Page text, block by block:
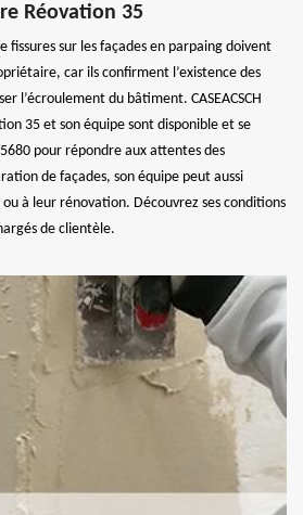
Réovation 35
fissures sur les façades en parpaing doivent
car ils confirment l’existence des
l’écroulement du bâtiment. CASEACSCH
35 et son équipe sont disponible et se
pour répondre aux attentes des
de façades, son équipe peut aussi
à leur rénovation. Découvrez ses conditions
de clientèle.